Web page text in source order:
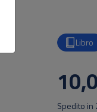
Libro
Spedito in